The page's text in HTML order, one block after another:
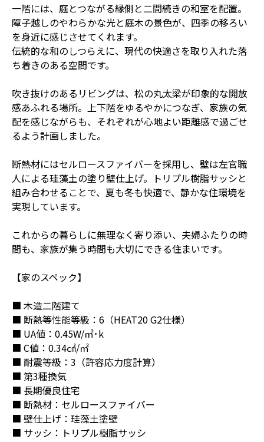
一階には、庭とつながる縁側と二間続きの和室を配置。
障子越しのやわらかな光と庭木の景色が、四季の移ろい
を身近に感じさせてくれます。
伝統的な和のしつらえに、現代の快適さを取り入れた落
ち着きのある空間です。
吹き抜けのあるリビングは、松の丸太梁が印象的な開放
感あふれる場所。上下階をゆるやかにつなぎ、家族の気
配を感じながらも、それぞれが心地よい距離感で過ごせ
るよう計画しました。
断熱材にはセルロースファイバーを採用し、壁は左官職
人による珪藻土の塗り壁仕上げ。トリプル樹脂サッシと
組み合わせることで、夏も冬も快適で、静かな住環境を
実現しています。
これからの暮らしに無理なく寄り添い、夫婦ふたりの時
間も、家族が集う時間も大切にできる住まいです。
【家のスペック】
■ 木造二階建て
■ 断熱等性能等級：6（HEAT20 G2仕様）
■ UA値：0.45W/㎡･k
■ C値：0.34㎠/㎡
■ 耐震等級：3（許容応力度計算）
■ 第3種換気
■ 長期優良住宅
■ 断熱材：セルロースファイバー
■ 壁仕上げ：珪藻土塗壁
■ サッシ：トリプル樹脂サッシ